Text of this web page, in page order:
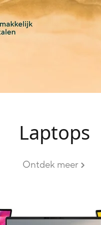
Laptops
Ontdek meer